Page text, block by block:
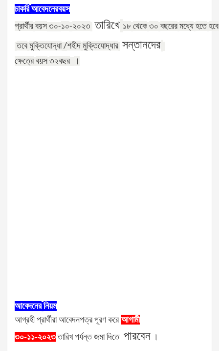
চাকরি আবেদনেরবয়স
প্রার্থীর বয়স ৩০-১০-২০২৩ তারিখে ১৮ থেকে ৩০ বছরের মধ্যে হতে হবে
তবে মুক্তিযোদ্ধা /শহীদ মুক্তিযোদ্ধার সন্তানদের
ক্ষেত্রে বয়স ৩২বছর ।
আবেদনের নিয়ম
আগ্রহী প্রার্থীরা আবেদনপত্র পূরণ করে আগামী
৩০-১১-২০২৩ তারিখ পর্যন্ত জমা দিতে পারবেন ।